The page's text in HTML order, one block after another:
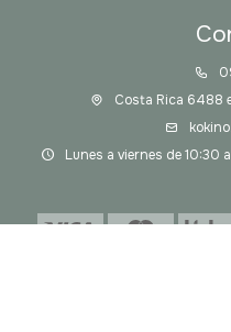
Costa Rica 6488
Lunes a viernes de 10:30